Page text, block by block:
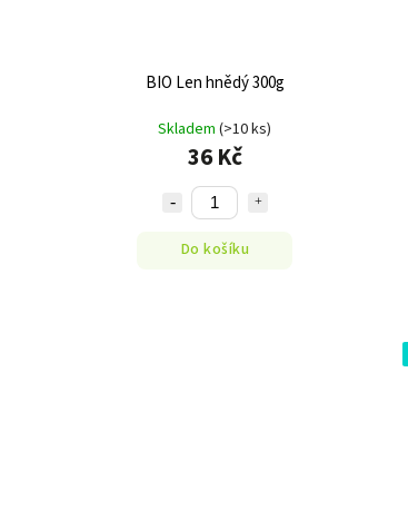
BIO Len hnědý 300g
Skladem(>10 ks)
36 Kč
Do košíku